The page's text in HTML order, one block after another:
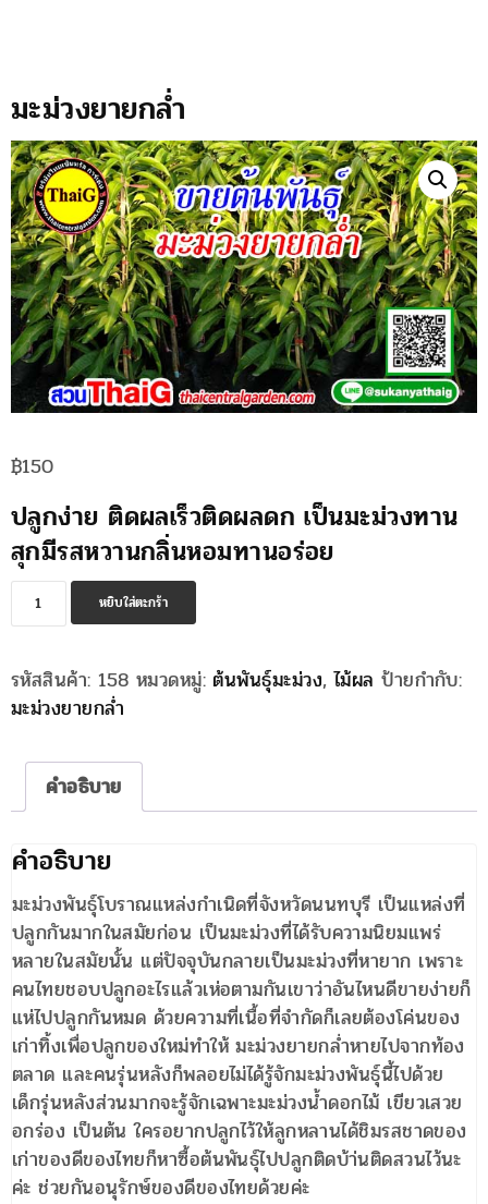
มะม่วงยายกล่ำ
฿150
ปลูกง่าย ติดผลเร็วติดผลดก เป็นมะม่วงทาน
สุกมีรสหวานกลิ่นหอมทานอร่อย
จำนวน
มะม่วง
กล่ำ
ชิ้น
หยิบใส่ตะกร้า
รหัสสินค้า: 158 หมวดหมู่: ต้นพันธุ์มะม่วง,ไม้ผล ป้ายกำกับ:
มะม่วงยายกล่ำ
คำอธิบาย
คำอธิบาย
มะม่วงพันธุ์โบราณแหล่งกำเนิดที่จังหวัดนนทบุรี เป็นแหล่งที่
ปลูกกันมากในสมัยก่อน เป็นมะม่วงที่ได้รับความนิยมแพร่
หลายในสมัยนั้น แต่ปัจจุบันกลายเป็นมะม่วงที่หายาก เพราะ
คนไทยชอบปลูกอะไรแล้วเห่อตามกันเขาว่าอันไหนดีขายง่ายก็
แห่ไปปลูกกันหมด ด้วยความที่เนื้อที่จำกัดก็เลยต้องโค่นของ
เก่าทิ้งเพื่อปลูกของใหม่ทำให้ มะม่วงยายกล่ำหายไปจากท้อง
ตลาด และคนรุ่นหลังก็พลอยไม่ได้รู้จักมะม่วงพันธุ์นี้ไปด้วย
เด็กรุ่นหลังส่วนมากจะรู้จักเฉพาะมะม่วงน้ำดอกไม้ เขียวเสวย
อกร่อง เป็นต้น ใครอยากปลูกไว้ให้ลูกหลานได้ชิมรสชาดของ
เก่าของดีของไทยก็หาซื้อต้นพันธุ์ไปปลูกติดบ้า่นติดสวนไว้นะ
ค่ะ ช่วยกันอนุรักษ์ของดีของไทยด้วยค่ะ